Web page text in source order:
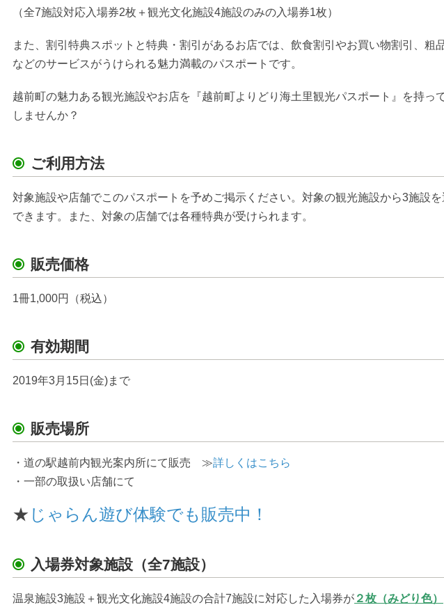
（全7施設対応入場券2枚＋観光文化施設4施設のみの入場券1枚）
また、割引特典スポットと特典・割引があるお店では、飲食割引やお買い物割引、粗
などのサービスがうけられる魅力満載のパスポートです。
越前町の魅力ある観光施設やお店を『越前町よりどり海土里観光パスポート』を持っ
しませんか？
ご利用方法
対象施設や店舗でこのパスポートを予めご掲示ください。対象の観光施設から3施設
できます。また、対象の店舗では各種特典が受けられます。
販売価格
1冊1,000円（税込）
有効期間
2019年3月15日(金)まで
販売場所
・道の駅越前内観光案内所にて販売 ≫詳しくはこちら
・一部の取扱い店舗にて
★ じゃらん遊び体験でも販売中！
入場券対象施設（全7施設）
温泉施設3施設＋観光文化施設4施設の合計7施設に対応した入場券が ２枚（みどり色）